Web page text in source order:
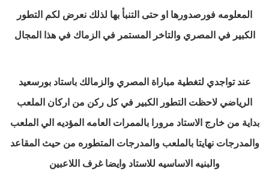
المعلومه فورصدورها او حتى التنبأ بها لذلك نعرض لكم التطور
الكبير في المصري والتاخر المستمر في الزماك في هذا المجال
عند تواجدي لتغطية مباراة المصري والزمالك باستاد بورسعيد
الرياضي لاحظت التطور الكبير في كل ركن من اركان الملعب
بداية من خارج الاستاد مرورا بالممرات العامه المؤديه الي الملعب
والمدرجات نهايتا بالملعب والمدرجات المتطوره من حيث المقاعد
والبنيه الاساسيه للاستاد وايضا غرف اللاعبين